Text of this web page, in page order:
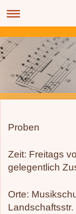
Proben
Zeit: Freitags
gelegentlich
Orte: